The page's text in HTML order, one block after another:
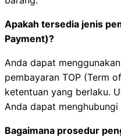
Apakah tersedia jenis
Payment)?
Anda dapat
pembayaran TOP (Term
ketentuan yang berlaku.
Anda dapat
Bagaimana prosedur